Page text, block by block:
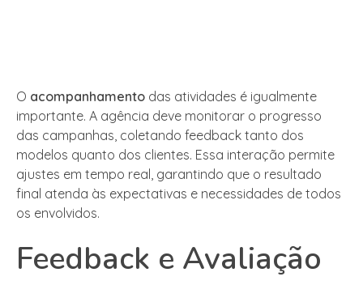
O acompanhamento das atividades é igualmente
importante. A agência deve monitorar o progresso
das campanhas, coletando feedback tanto dos
modelos quanto dos clientes. Essa interação permite
ajustes em tempo real, garantindo que o resultado
final atenda às expectativas e necessidades de todos
os envolvidos.
Feedback e Avaliação